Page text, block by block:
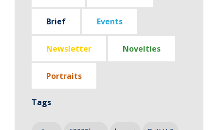
Brief Events
Newsletter Novelties
Portraits
Tags